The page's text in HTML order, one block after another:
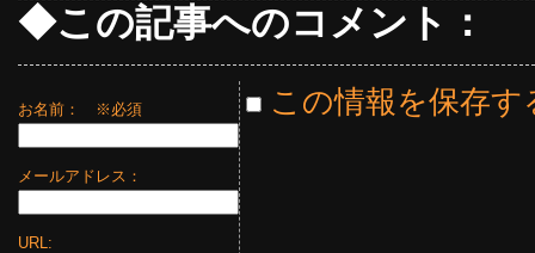
◆この記事へのコメント：
お名前： ※必須
メールアドレス：
URL:
この情報を保存す